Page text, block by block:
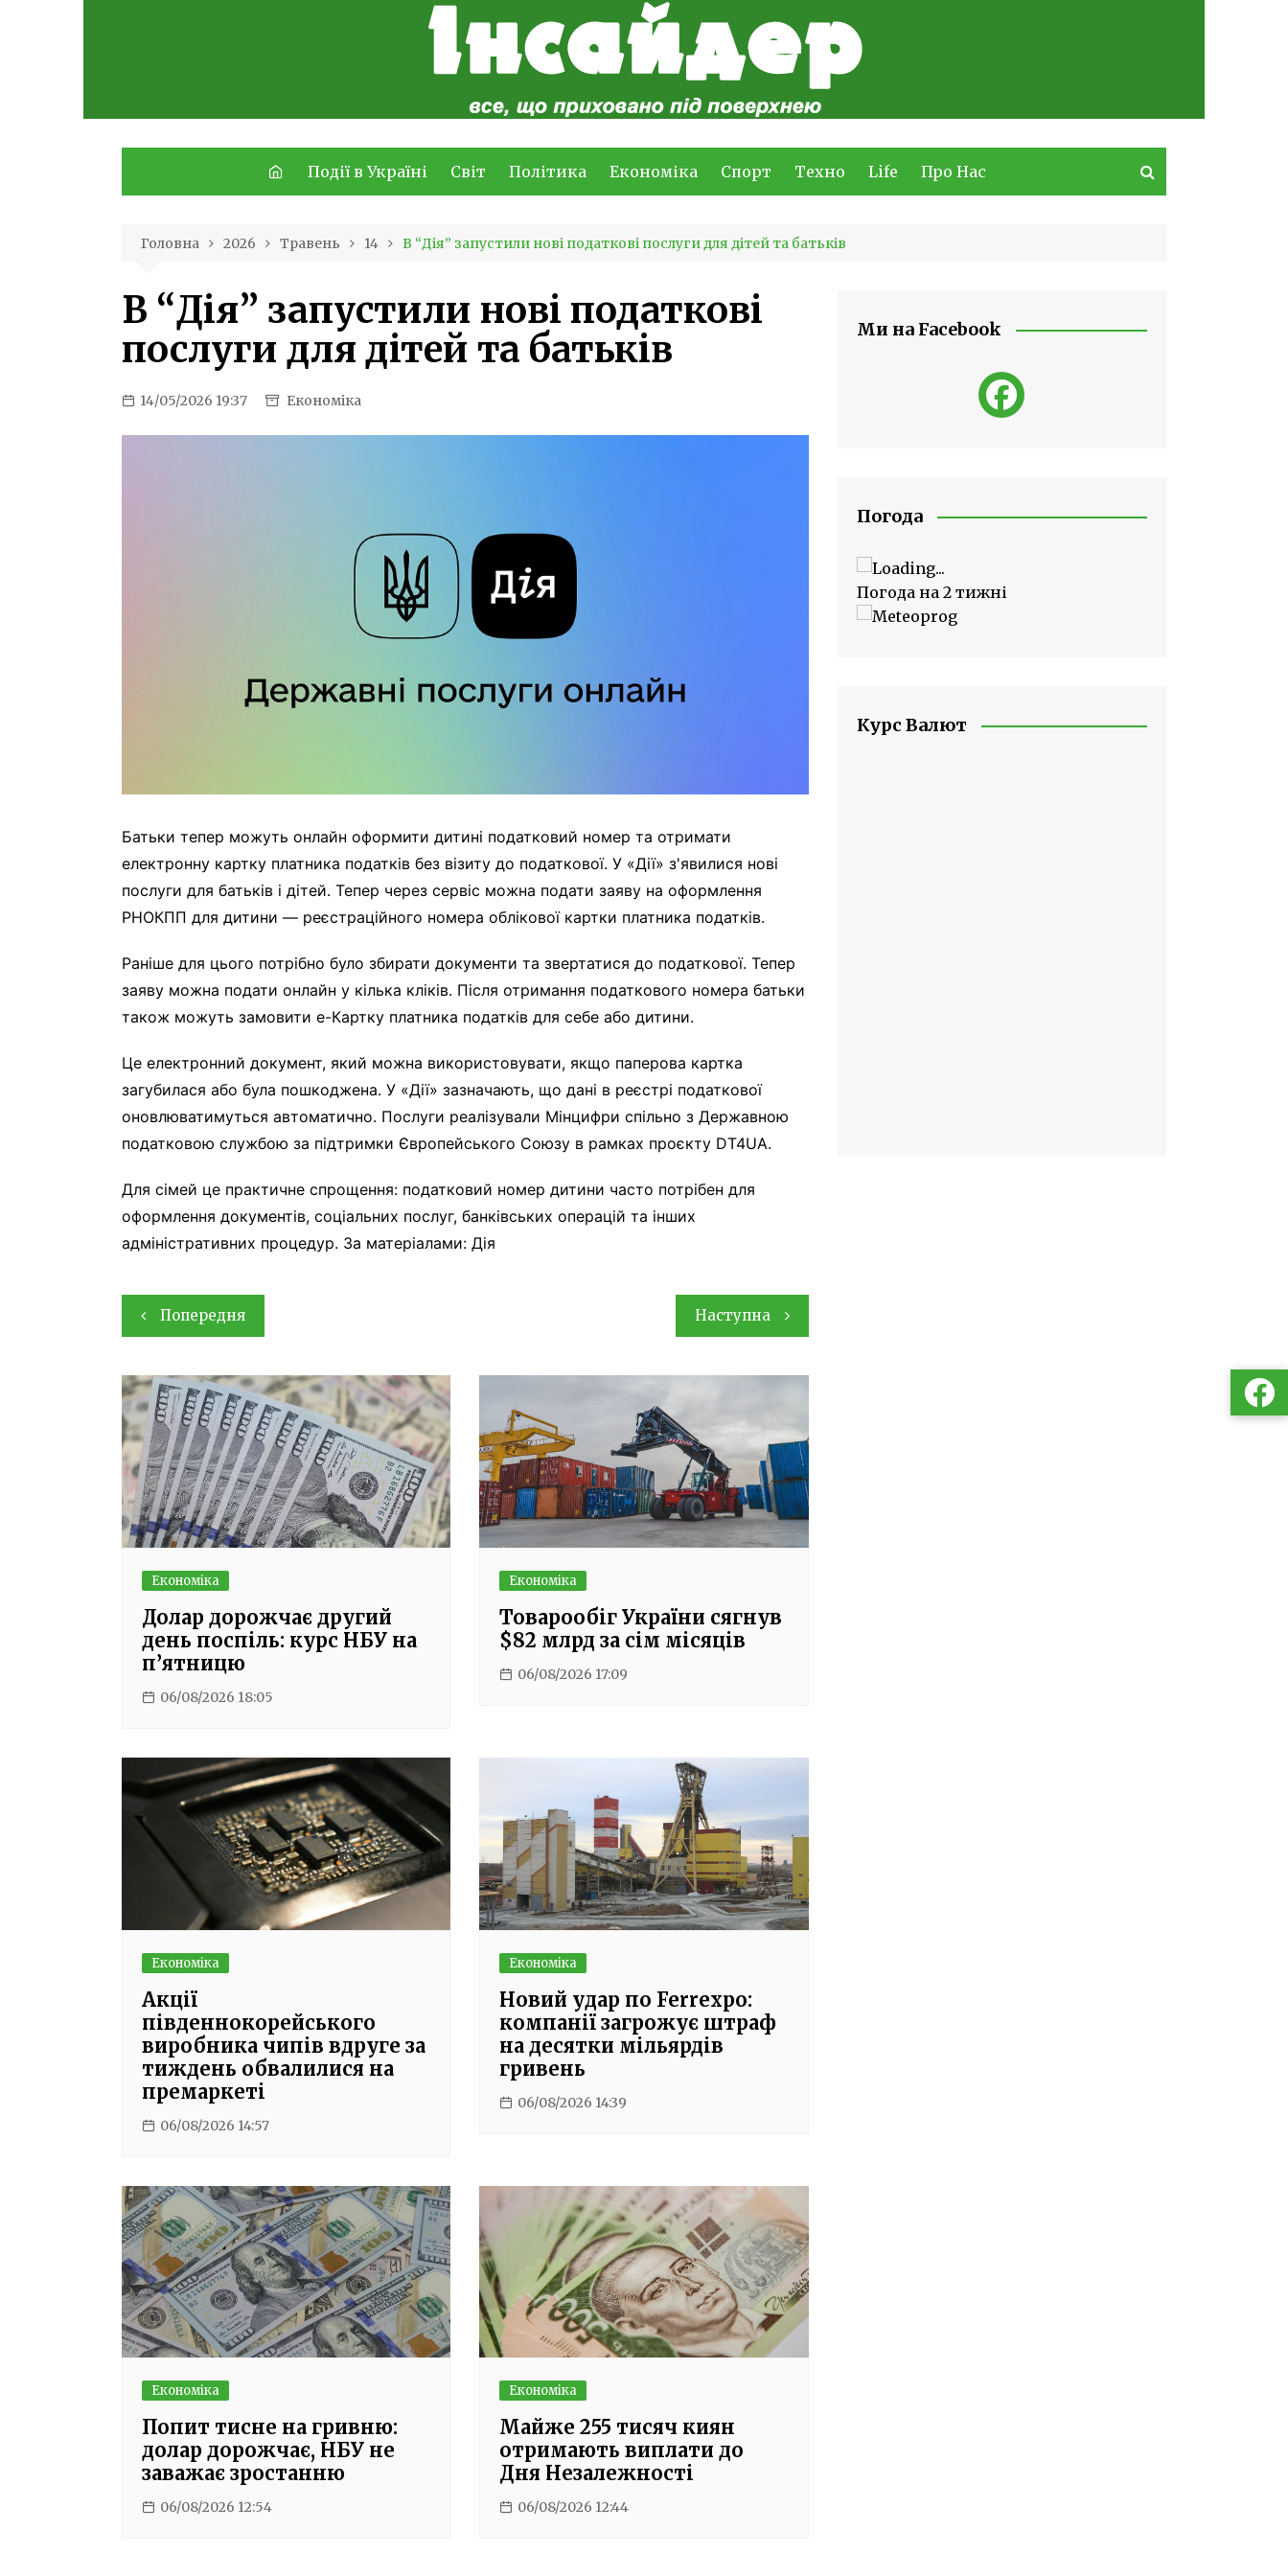
Події в Україні Світ Політика Економіка Спорт Техно Life Про Нас
Головна 2026 Травень 14 В “Дія” запустили нові податкові послуги для дітей та батьків
В “Дія” запустили нові податкові
послуги для дітей та батьків
14/05/2026 19:37 Економіка
Батьки тепер можуть онлайн оформити дитині податковий номер та отримати
електронну картку платника податків без візиту до податкової. У «Дії» з'явилися нові
послуги для батьків і дітей. Тепер через сервіс можна подати заяву на оформлення
РНОКПП для дитини — реєстраційного номера облікової картки платника податків.
Раніше для цього потрібно було збирати документи та звертатися до податкової. Тепер
заяву можна подати онлайн у кілька кліків. Після отримання податкового номера батьки
також можуть замовити е-Картку платника податків для себе або дитини.
Це електронний документ, який можна використовувати, якщо паперова картка
загубилася або була пошкоджена. У «Дії» зазначають, що дані в реєстрі податкової
оновлюватимуться автоматично. Послуги реалізували Мінцифри спільно з Державною
податковою службою за підтримки Європейського Союзу в рамках проєкту DT4UA.
Для сімей це практичне спрощення: податковий номер дитини часто потрібен для
оформлення документів, соціальних послуг, банківських операцій та інших
адміністративних процедур. За матеріалами: Дія
Навігація
записів
Попередня Наступна
Економіка
Долар дорожчає другий
день поспіль: курс НБУ на
п’ятницю
06/08/2026 18:05
Економіка
Товарообіг України сягнув
$82 млрд за сім місяців
06/08/2026 17:09
Економіка
Акції
південнокорейського
виробника чипів вдруге за
тиждень обвалилися на
премаркеті
06/08/2026 14:57
Економіка
Новий удар по Ferrexpo:
компанії загрожує штраф
на десятки мільярдів
гривень
06/08/2026 14:39
Економіка
Попит тисне на гривню:
долар дорожчає, НБУ не
заважає зростанню
06/08/2026 12:54
Економіка
Майже 255 тисяч киян
отримають виплати до
Дня Незалежності
06/08/2026 12:44
Ми на Facebook
Погода
Погода на 2 тижні
Курс Валют